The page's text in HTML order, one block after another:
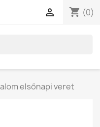
shopping_cart (0)

elsőnapi veret